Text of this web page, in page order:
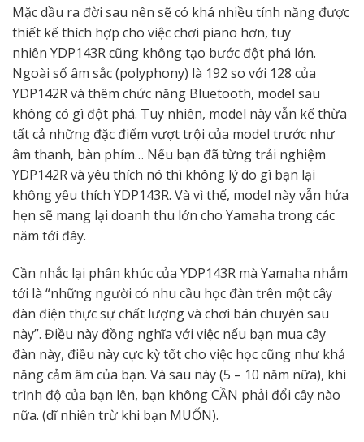
Mặc dầu ra đời sau nên sẽ có khá nhiều tính năng được
thiết kế thích hợp cho việc chơi piano hơn, tuy
nhiên YDP143R cũng không tạo bước đột phá lớn.
Ngoài số âm sắc (polyphony) là 192 so với 128 của
YDP142R và thêm chức năng Bluetooth, model sau
không có gì đột phá. Tuy nhiên, model này vẫn kế thừa
tất cả những đặc điểm vượt trội của model trước như
âm thanh, bàn phím… Nếu bạn đã từng trải nghiệm
YDP142R và yêu thích nó thì không lý do gì bạn lại
không yêu thích YDP143R. Và vì thế, model này vẫn hứa
hẹn sẽ mang lại doanh thu lớn cho Yamaha trong các
năm tới đây.​
Cần nhắc lại phân khúc của YDP143R mà Yamaha nhắm
tới là “những người có nhu cầu học đàn trên một cây
đàn điện thực sự chất lượng và chơi bán chuyên sau
này”. Điều này đồng nghĩa với việc nếu bạn mua cây
đàn này, điều này cực kỳ tốt cho việc học cũng như khả
năng cảm âm của bạn. Và sau này (5 – 10 năm nữa), khi
trình độ của bạn lên, bạn không CẦN phải đổi cây nào
nữa. (dĩ nhiên trừ khi bạn MUỐN).